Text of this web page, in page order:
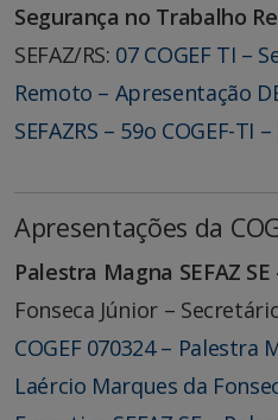
Segurança no Trabalho
SEFAZ/RS: 07 COGEF TI –
Remoto – Apresentação
SEFAZRS – 59o COGEF-
Apresentações da
Palestra Magna SEFAZ SE
Fonseca Júnior –
COGEF 070324 – Palestra
Laércio Marques da